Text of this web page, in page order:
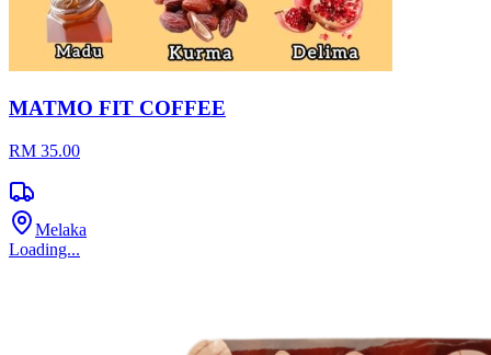
MATMO FIT COFFEE
RM 35.00
Melaka
Loading...